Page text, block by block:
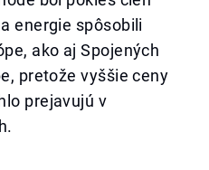
energie spôsobili
ako aj Spojených
pretože vyššie ceny
prejavujú v